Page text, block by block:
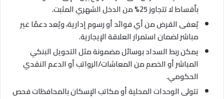
بأقساط لا تتجاوز 25% من الدخل الشهري المثبت
.
يُعفى القرض من أي فوائد أو رسوم إدارية، ويُعد دعمًا غير
مباشر لضمان استمرار العلاقة الإيجارية.
يمكن ربط السداد بوسائل مضمونة مثل التحويل البنكي
المباشر أو الخصم من المعاشات/الرواتب أو الدعم النقدي
الحكومي.
تتولى الوحدات المحلية أو مكاتب الإسكان بالمحافظات فحص